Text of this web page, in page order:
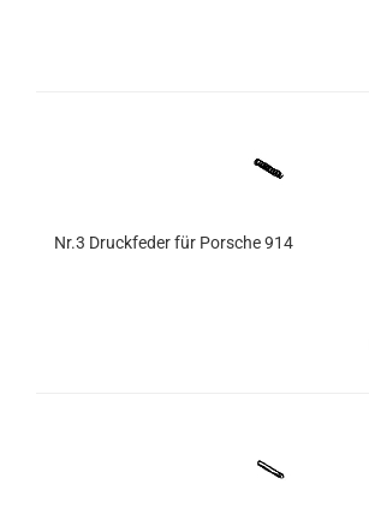
Nr.3 Druckfeder für Porsche 914